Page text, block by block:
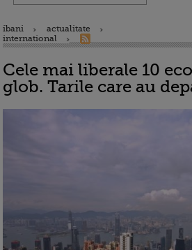
ibani
actualitate
international
Cele mai liberale 10
glob. Tarile care au